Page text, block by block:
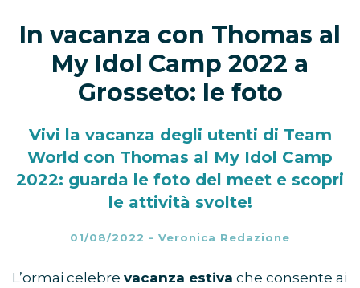
In vacanza con Thomas al
My Idol Camp 2022 a
Grosseto: le foto
Vivi la vacanza degli utenti di Team
World con Thomas al My Idol Camp
2022: guarda le foto del meet e scopri
le attività svolte!
01/08/2022 - Veronica Redazione
L’ormai celebre vacanza estiva che consente ai